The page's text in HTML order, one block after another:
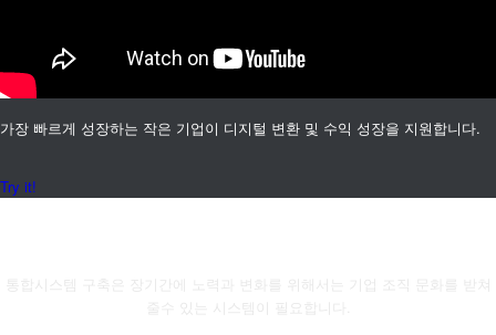
가장 빠르게 성장하는 작은 기업이 디지털 변환 및 수익 성장을 지원합니다.
Try it!